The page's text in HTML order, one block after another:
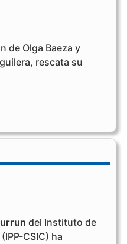
de Olga Baeza y
rescata su
del Instituto de
CSIC) ha